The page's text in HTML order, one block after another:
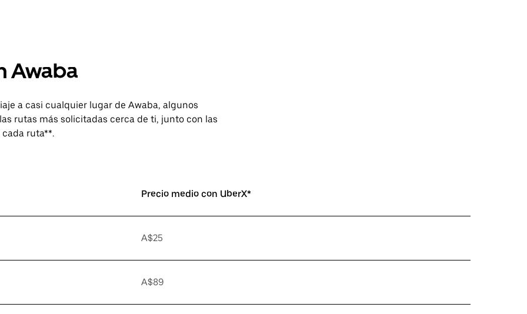
Awaba
a casi cualquier lugar de Awaba, algunos
rutas más solicitadas cerca de ti, junto con las
ruta**.
Precio medio con UberX*
A$25
A$89